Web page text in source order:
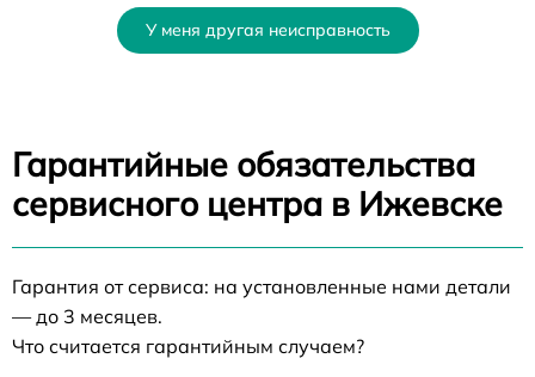
У меня другая неисправность
Гарантийные обязательства
сервисного центра в Ижевске
Гарантия от сервиса: на установленные нами детали
— до 3 месяцев.
Что считается гарантийным случаем?